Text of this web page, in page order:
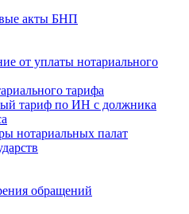
акты БНП
от уплаты нотариального
тарифа
тариф по ИН с должника
нотариальных палат
обращений